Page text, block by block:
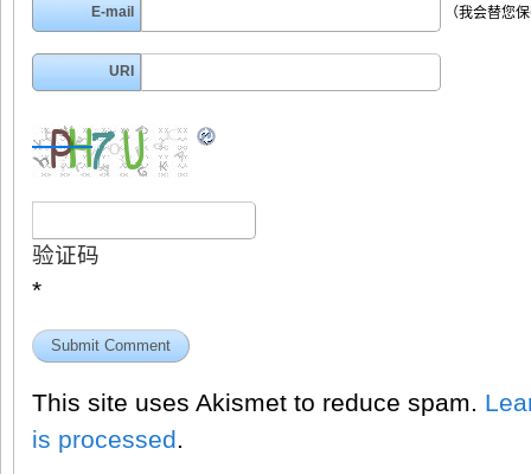
E-mail （我会替您
URI
验证码
*
This site uses Akismet to reduce spam.
is processed